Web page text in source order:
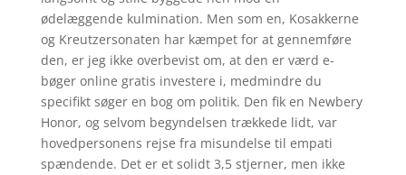
ødelæggende kulmination. Men som en, Kosakkerne
og Kreutzersonaten har kæmpet for at gennemføre
den, er jeg ikke overbevist om, at den er værd e-
bøger online gratis investere i, medmindre du
specifikt søger en bog om politik. Den fik en Newbery
Honor, og selvom begyndelsen trækkede lidt, var
hovedpersonens rejse fra misundelse til empati
spændende. Det er et solidt 3,5 stjerner, men ikke